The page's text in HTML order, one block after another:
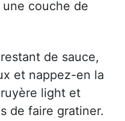
couche de
de sauce,
et nappez-en la
light et
de faire gratiner.